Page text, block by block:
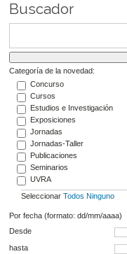
Buscador
Categoría de la novedad:
Concurso
Cursos
Estudios e Investigación
Exposiciones
Jornadas
Jornadas-Taller
Publicaciones
Seminarios
UVRA
Seleccionar Todos Ninguno
Por fecha (formato: dd/mm/aaaa)
Desde
hasta